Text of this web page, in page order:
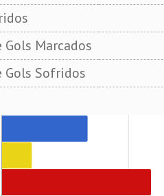
Gols Marcados
Gols Sofridos